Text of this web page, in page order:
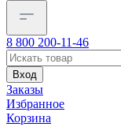
8 800 200-11-46
Вход
Заказы
Избранное
Корзина